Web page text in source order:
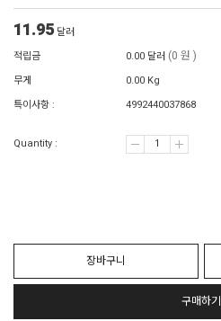
11.95 달러
적립금
0.00 달러 (0 원 )
무게
0.00 Kg
특이사항 :
4992440037868
Quantity :
장바구니
구매하기